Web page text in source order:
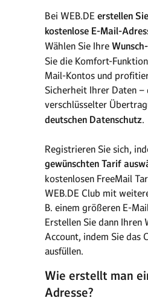
Bei WEB.DE erstellen
kostenlose E-Mail-
Wählen Sie Ihre
Sie die Komfort-
Mail-Kontos und
Sicherheit Ihrer Daten –
verschlüsselter
deutschen Datenschutz.
Registrieren Sie sich,
gewünschten Tarif
kostenlosen FreeMail
WEB.DE Club mit
B. einem größeren E-
Erstellen Sie dann Ihren
Account, indem Sie das
ausfüllen.
Wie erstellt man
Adresse?